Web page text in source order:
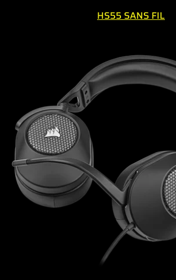
HS55 SANS FIL